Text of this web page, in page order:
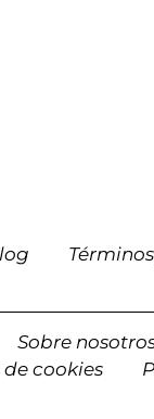
Sobre
cookies